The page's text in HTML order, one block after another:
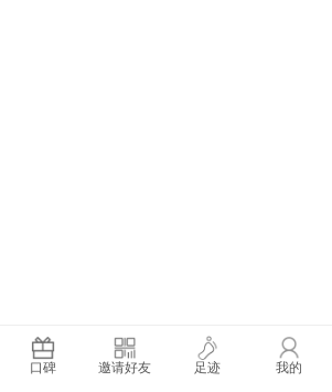
口碑 邀请好友 足迹 我的